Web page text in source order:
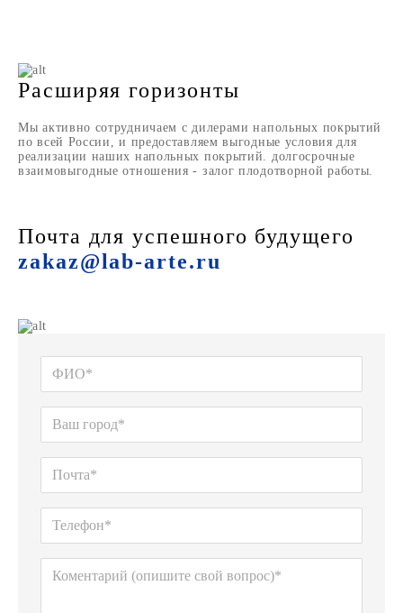
Расширяя горизонты
Мы активно сотрудничаем с дилерами напольных покрытий
по всей России, и предоставляем выгодные условия для
реализации наших напольных покрытий. долгосрочные
взаимовыгодные отношения - залог плодотворной работы.
Почта для успешного будущего
zakaz@lab-arte.ru